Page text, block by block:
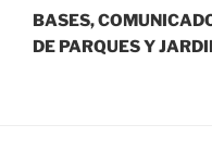
entrada
BASES,
DE PARQUES Y